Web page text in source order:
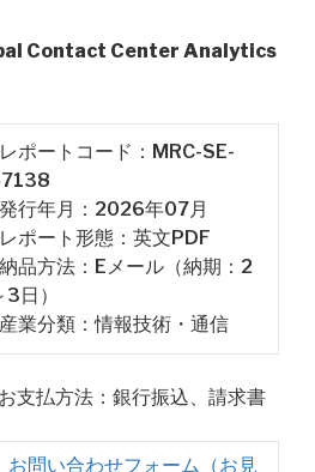
Contact Center Analytics
レポートコード：MRC-SE-
発行年月：2026年07月
レポート形態：英文PDF
納品方法：Eメール（納期：2
3日）
産業分類：情報技術・通信
支払方法：銀行振込、請求書
お問い合わせフォーム（お見